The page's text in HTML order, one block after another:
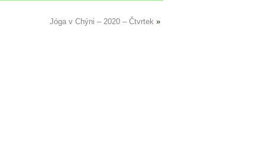
Jóga v Chýni – 2020 – Čtvrtek »